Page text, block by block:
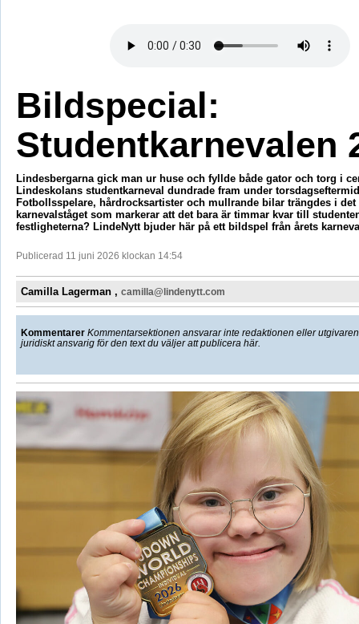
Bildspecial:
Studentkarnevalen
Lindesbergarna gick man ur huse och fyllde både gator och torg i
Lindeskolans studentkarneval dundrade fram under
Fotbollsspelare, hårdrocksartister och mullrande bilar trängdes i det
karnevalståget som markerar att det bara är timmar kvar till
festligheterna? LindeNytt bjuder här på ett bildspel från årets
Publicerad 11 juni 2026 klockan 14:54
Camilla Lagerman , camilla@lindenytt.com
Kommentarer Kommentarsektionen ansvarar inte redaktionen eller
juridiskt ansvarig för den text du väljer att publicera här.